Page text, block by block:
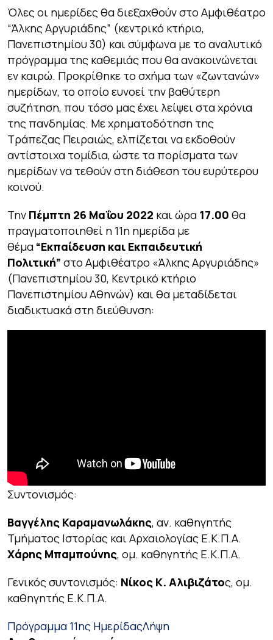
Όλες οι ημερίδες θα διεξαχθούν στo Αμφιθέατρο
“Άλκης Αργυριάδης” (κεντρικό κτήριο,
Πανεπιστημίου 30) και σύμφωνα με το αναλυτικό
πρόγραμμα της καθεμιάς που θα ανακοινώνεται
εν καιρώ. Προκρίθηκε το σχήμα των «ζωντανών»
ημερίδων, το οποίο ευνοεί την βαθύτερη
συζήτηση, που τόσο μας έχει λείψει στα χρόνια
της πανδημίας. Με χρηματοδότηση της
Τράπεζας Πειραιώς, ελπίζεται να εκδοθούν
αντίστοιχα τομίδια, ώστε τα πορίσματα των
ημερίδων να τεθούν στη διάθεση του ευρύτερου
κοινού.
Την Πέμπτη 26 Μαΐου 2022 και ώρα 17.00 θα
πραγματοποιηθεί η 11η ημερίδα με
θέμα “Εκπαίδευση και Εκπαιδευτική
Πολιτική” στο Αμφιθέατρο «Άλκης Αργυριάδης»
(Πανεπιστημίου 30, Κεντρικό κτήριο
Πανεπιστημίου Αθηνών) και θα μεταδίδεται
διαδικτυακά στη διεύθυνση:
Συντονισμός:
Βαγγέλης Καραμανωλάκης, αν. καθηγητής
Τμήματος Ιστορίας και Αρχαιολογίας Ε.Κ.Π.Α.
Χάρης Μπαμπούνης, ομ. καθηγητής Ε.Κ.Π.Α.
Γενικός συντονισμός: Νίκος Κ. Αλιβιζάτος, ομ.
καθηγητής Ε.Κ.Π.Α.
Πρόγραμμα 11ης ΗμερίδαςΛήψη